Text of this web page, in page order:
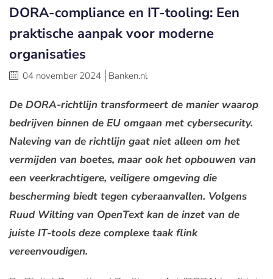
DORA-compliance en IT-tooling: Een
praktische aanpak voor moderne
organisaties
04 november 2024 Banken.nl
De DORA-richtlijn transformeert de manier waarop
bedrijven binnen de EU omgaan met cybersecurity.
Naleving van de richtlijn gaat niet alleen om het
vermijden van boetes, maar ook het opbouwen van
een veerkrachtigere, veiligere omgeving die
bescherming biedt tegen cyberaanvallen. Volgens
Ruud Wilting van OpenText kan de inzet van de
juiste IT-tools deze complexe taak flink
vereenvoudigen.